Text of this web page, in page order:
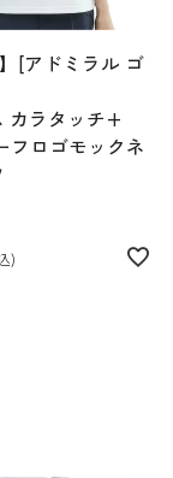
】[アドミラル ゴ
カラタッチ+
フロゴモックネ